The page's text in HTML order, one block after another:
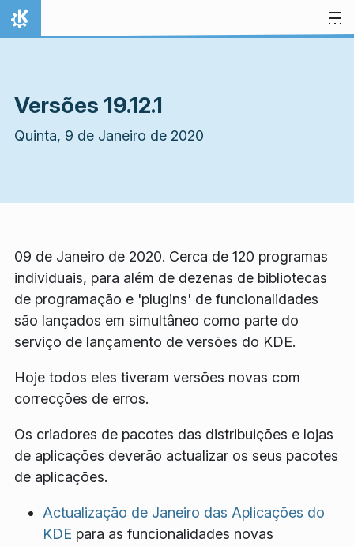
Ir para o conteúdo
Início
Versões 19.12.1
Quinta, 9 de Janeiro de 2020
09 de Janeiro de 2020. Cerca de 120 programas
individuais, para além de dezenas de bibliotecas
de programação e 'plugins' de funcionalidades
são lançados em simultâneo como parte do
serviço de lançamento de versões do KDE.
Hoje todos eles tiveram versões novas com
correcções de erros.
Os criadores de pacotes das distribuições e lojas
de aplicações deverão actualizar os seus pacotes
de aplicações.
Actualização de Janeiro das Aplicações do
KDE para as funcionalidades novas